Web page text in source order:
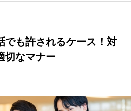
でも許されるケース！対
切なマナー